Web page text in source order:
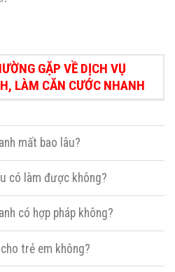
GẶP VỀ DỊCH VỤ
LÀM CĂN CƯỚC NHANH
mất bao lâu?
có làm được không?
có hợp pháp không?
trẻ em không?